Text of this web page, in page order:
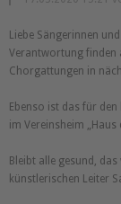
Liebe Sängerinnen
Verantwortung finden
Chorgattungen in
Ebenso ist das für
im Vereinsheim „Haus
Bleibt alle gesund,
künstlerischen Leiter